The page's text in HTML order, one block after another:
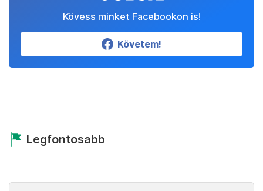
Kövess minket Facebookon is!
Követem!
Legfontosabb